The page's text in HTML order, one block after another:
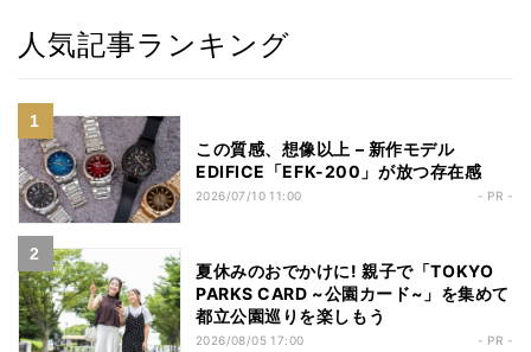
人気記事ランキング
この質感、想像以上 – 新作モデル
EDIFICE「EFK-200」が放つ存在感
2026/07/10 11:00 - PR -
夏休みのおでかけに! 親子で「TOKYO
PARKS CARD ~公園カード~」を集めて
都立公園巡りを楽しもう
2026/08/05 17:00 - PR -